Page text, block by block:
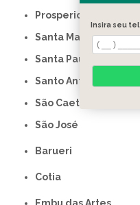
Prosperidade
Santa Maria
Santa Paula
Santo Antônio
São Caetano do Sul
São José
Barueri
Cotia
Insira seu